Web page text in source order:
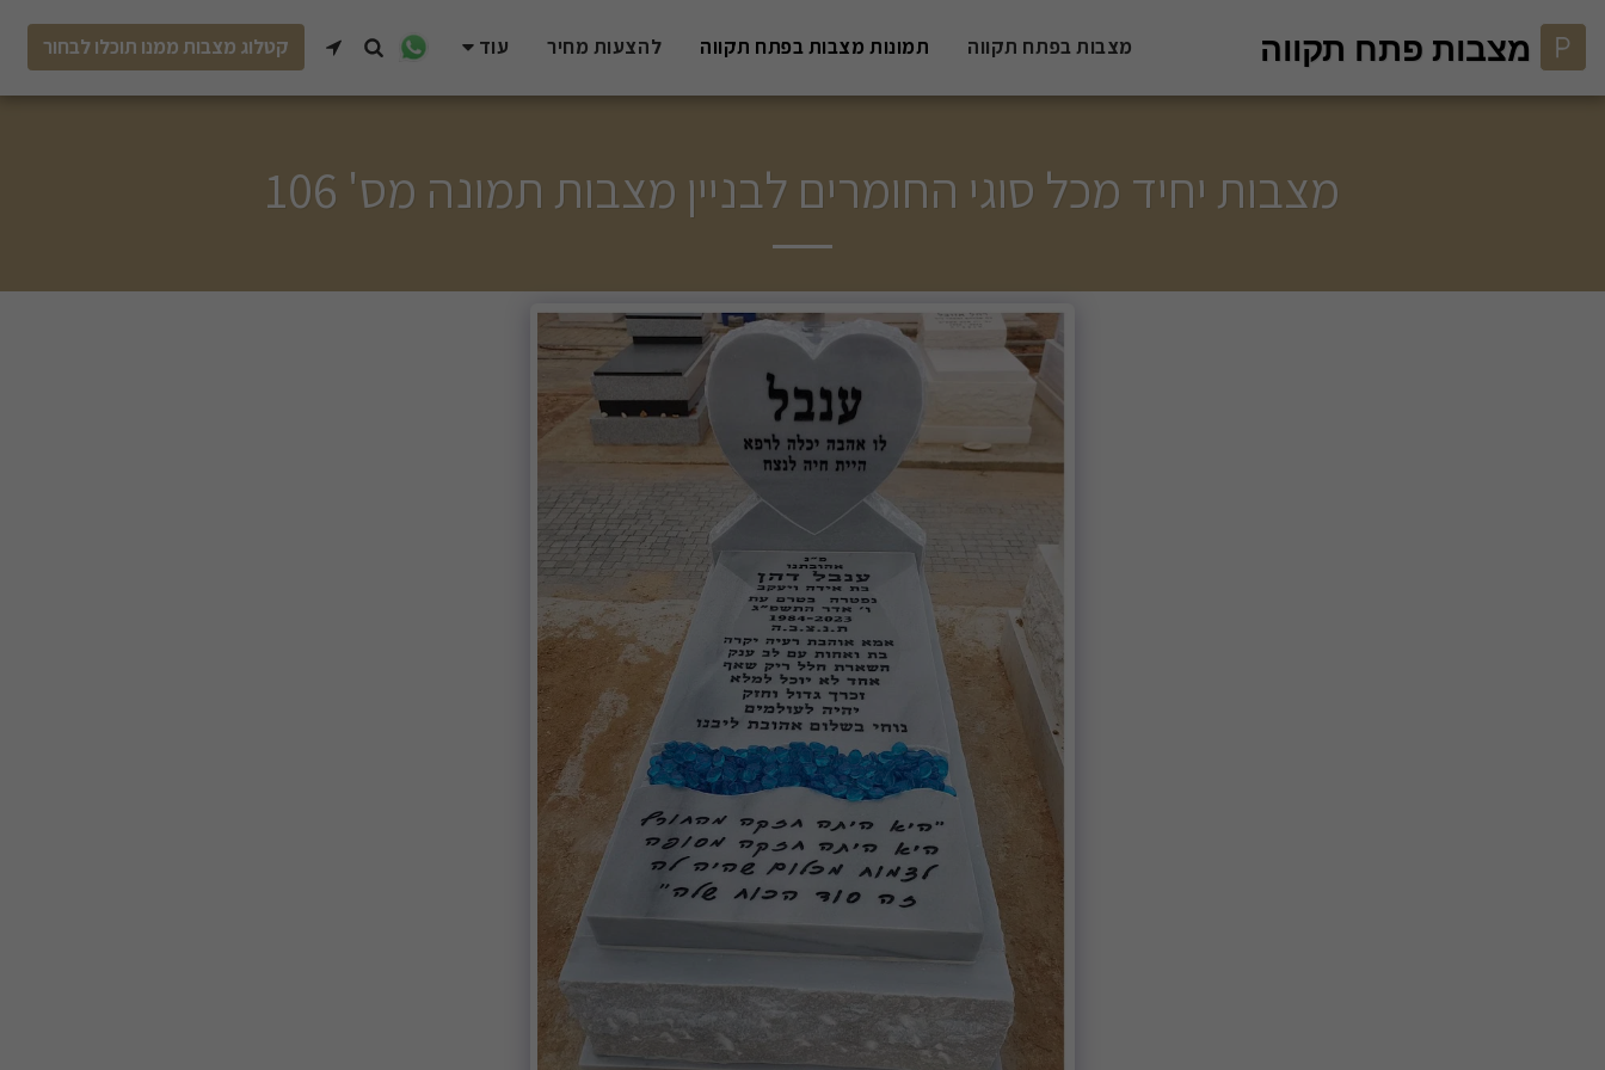
מצבות פתח תקווה מצבות בפתח תקווה תמונות מצבות בפתח תקווה להצעות מחיר עוד קטלוג מצבות ממנו תוכלו לבחור
מצבות יחיד מכל סוגי החומרים לבניין מצבות תמונה מס' 106